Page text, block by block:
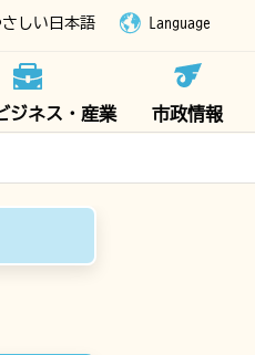
さしい日本語 Language
ジネス・産業 市政情報